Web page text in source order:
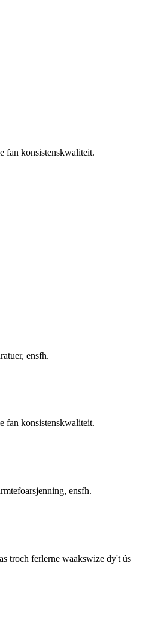
fan konsistenskwaliteit.
ensfh.
fan konsistenskwaliteit.
ensfh.
troch ferlerne waakswize dy't ús